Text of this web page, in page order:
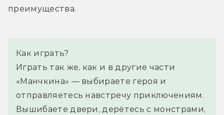
преимущества.
Как играть?
Играть так же, как и в другие части
«Манчкина» — выбираете героя и
отправляетесь навстречу приключениям.
Вышибаете двери, дерётесь с монстрами,